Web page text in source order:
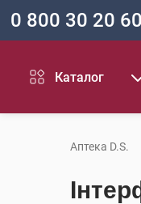
0 800 30 20 60
Каталог
Аптека D.S.